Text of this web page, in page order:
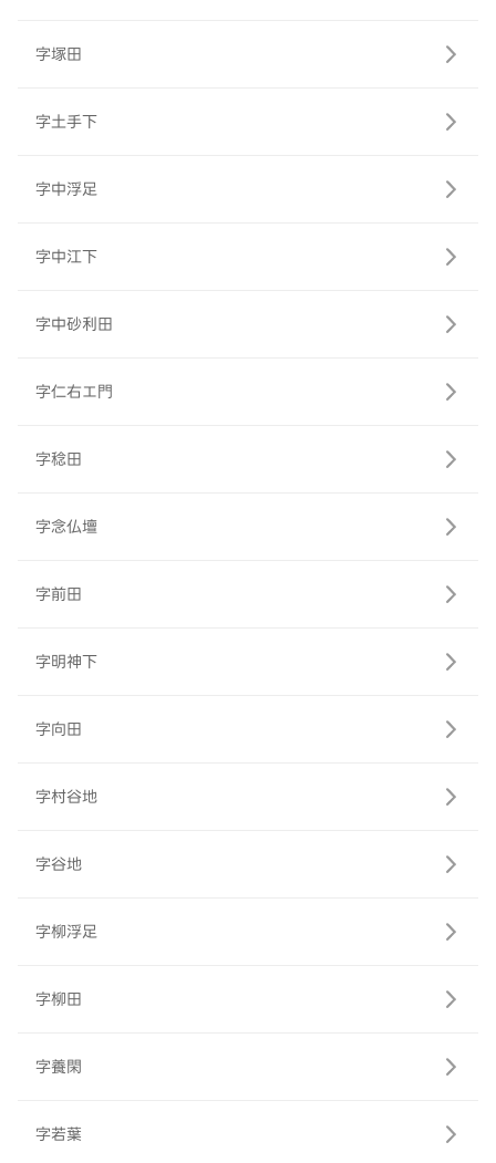
字塚田
字土手下
字中浮足
字中江下
字中砂利田
字仁右エ門
字稔田
字念仏壇
字前田
字明神下
字向田
字村谷地
字谷地
字柳浮足
字柳田
字養閑
字若葉